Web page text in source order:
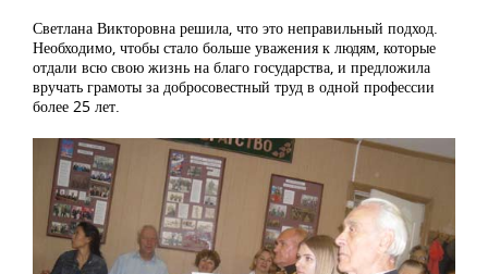
Светлана Викторовна решила, что это неправильный подход.
Необходимо, чтобы стало больше уважения к людям, которые
отдали всю свою жизнь на благо государства, и предложила
вручать грамоты за добросовестный труд в одной профессии
более 25 лет.